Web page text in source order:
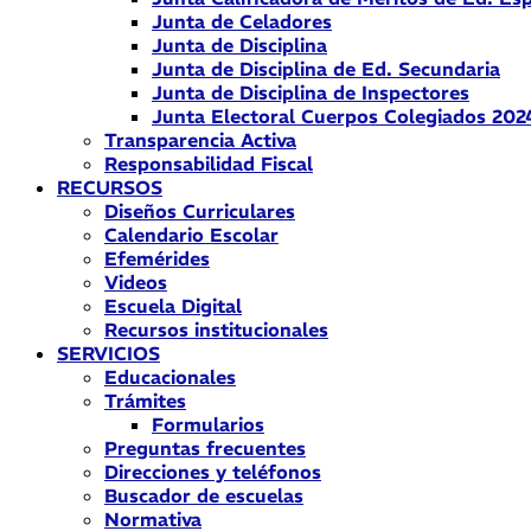
Junta de Celadores
Junta de Disciplina
Junta de Disciplina de Ed. Secundaria
Junta de Disciplina de Inspectores
Junta Electoral Cuerpos Colegiados
Transparencia Activa
Responsabilidad Fiscal
RECURSOS
Diseños Curriculares
Calendario Escolar
Efemérides
Videos
Escuela Digital
Recursos institucionales
SERVICIOS
Educacionales
Trámites
Formularios
Preguntas frecuentes
Direcciones y teléfonos
Buscador de escuelas
Normativa